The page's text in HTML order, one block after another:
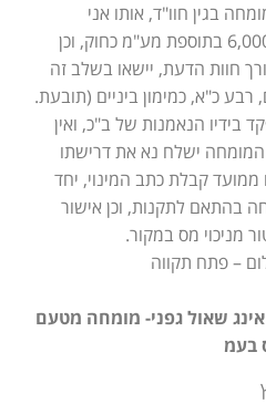
המומחה בגין חוו"ד, אותו אני
מעמידה על הסך של 6,000 בתוספת מע"מ כחוק, וכן
חוות הדעת, יישאו בשלב זה
רבע כ"א, כמימון ביניים (תובעת.
בידיו הנאמנות של ב"כ, ואין
אליו לפני כן. 6. המומחה ישלח נא את דרישתו
בתוך 10 ימים ממועד קבלת כתב המינוי, יחד
בהתאם לתקנות, וכן אישור
מניכוי מס במקור.
(מרכז) 33351-08-20- אינג שאול גפני- מומחה מטעם
בעמ